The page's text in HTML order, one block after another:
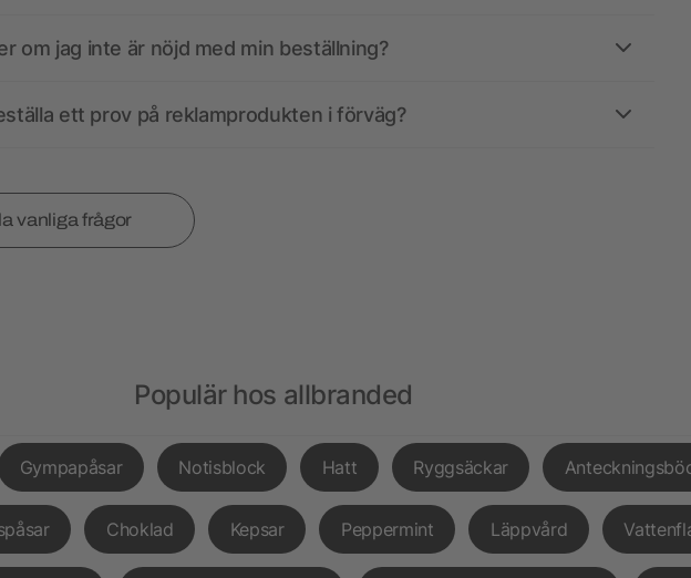
om jag inte är nöjd med min beställning?
ett prov på reklamprodukten i förväg?
vanliga frågor
Populär hos allbranded
Gympapåsar Notisblock Hatt Ryggsäckar
Choklad Kepsar Peppermint Läppvård